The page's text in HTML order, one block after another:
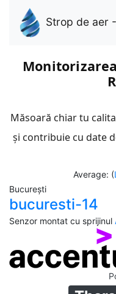
Strop de aer
Măsoară chiar tu
și contribuie cu date
Average: (
București
bucuresti-14
Senzor montat cu sprijinul